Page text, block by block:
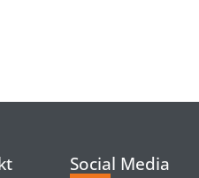
Social Media